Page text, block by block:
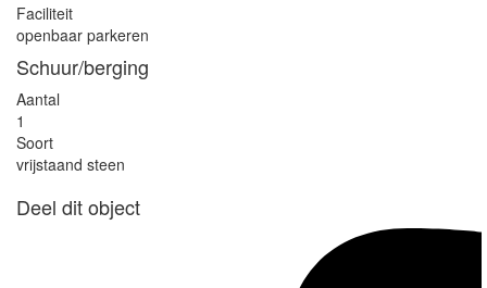
Faciliteit
openbaar parkeren
Schuur/berging
Aantal
1
Soort
vrijstaand steen
Deel dit object